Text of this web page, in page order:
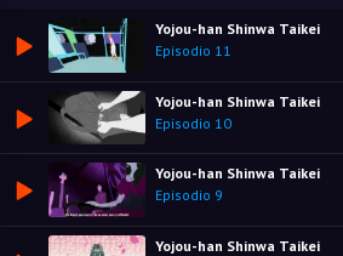
Yojou-han Shinwa Taikei
Episodio 11
Yojou-han Shinwa Taikei
Episodio 10
Yojou-han Shinwa Taikei
Episodio 9
Yojou-han Shinwa Taikei